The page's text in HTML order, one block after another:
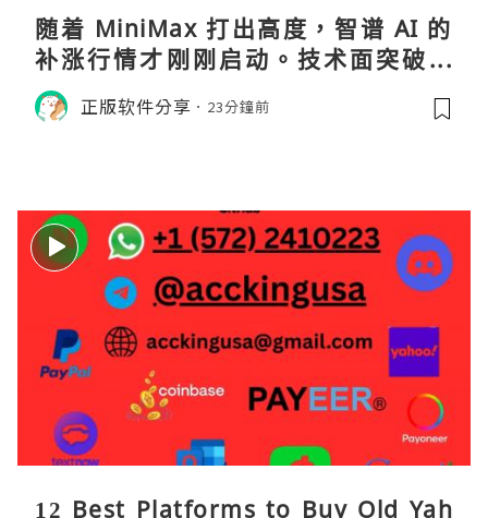
随着 MiniMax 打出高度，智谱 AI 的
补涨行情才刚刚启动。技术面突破在
即，基本面逻辑硬朗，目标先看 170，
顺势做多，在巨头上市潮来临前享受泡
正版软件分享 23分鐘前
12 Best Platforms to Buy Old Yah